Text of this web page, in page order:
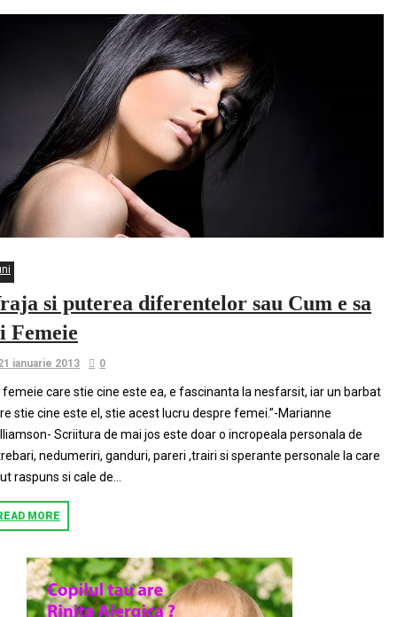
si puterea diferentelor sau Cum e sa
Femeie
ianuarie 2013 0
femeie care stie cine este ea, e fascinanta la nesfarsit, iar un barbat
stie cine este el, stie acest lucru despre femei.”-Marianne
Scriitura de mai jos este doar o incropeala personala de
nedumeriri, ganduri, pareri ,trairi si sperante personale la care
raspuns si cale de...
MORE